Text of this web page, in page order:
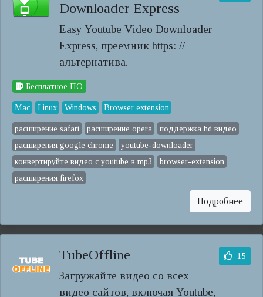
Downloader Express
Easy Youtube Video Downloader
Express, преемник https: //
альтернатива.
Бесплатное ПО
Mac Linux Windows Browser extension
расширение safari расширение opera
поддержка hd видео
расширения google chrome
youtube-downloader
конвертируйте видео с youtube в mp3
browser-extension
расширения firefox
Подробнее
TubeOffline
Загружайте видео со всех
видео сайтов, включая Youtube,
15